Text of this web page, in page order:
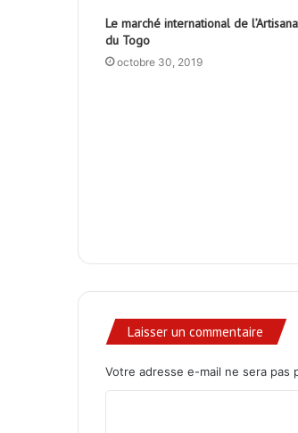
Le marché international de
du Togo
octobre 30, 2019
Laisser un commentaire
Votre adresse e-mail ne sera pas